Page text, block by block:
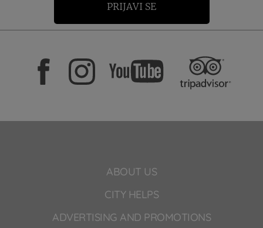
PRIJAVI SE
ABOUT US
CITY HELPS
ADVERTISING AND PROMOTIONS